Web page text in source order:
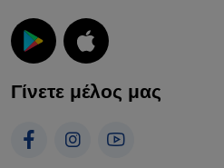
Γίνετε μέλος μας